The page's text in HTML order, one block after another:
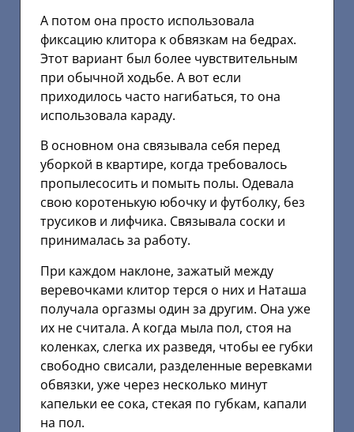
А потом она просто использовала
фиксацию клитора к обвязкам на бедрах.
Этот вариант был более чувствительным
при обычной ходьбе. А вот если
приходилось часто нагибаться, то она
использовала караду.
В основном она связывала себя перед
уборкой в квартире, когда требовалось
пропылесосить и помыть полы. Одевала
свою коротенькую юбочку и футболку, без
трусиков и лифчика. Связывала соски и
принималась за работу.
При каждом наклоне, зажатый между
веревочками клитор терся о них и Наташа
получала оргазмы один за другим. Она уже
их не считала. А когда мыла пол, стоя на
коленках, слегка их разведя, чтобы ее губки
свободно свисали, разделенные веревками
обвязки, уже через несколько минут
капельки ее сока, стекая по губкам, капали
на пол.